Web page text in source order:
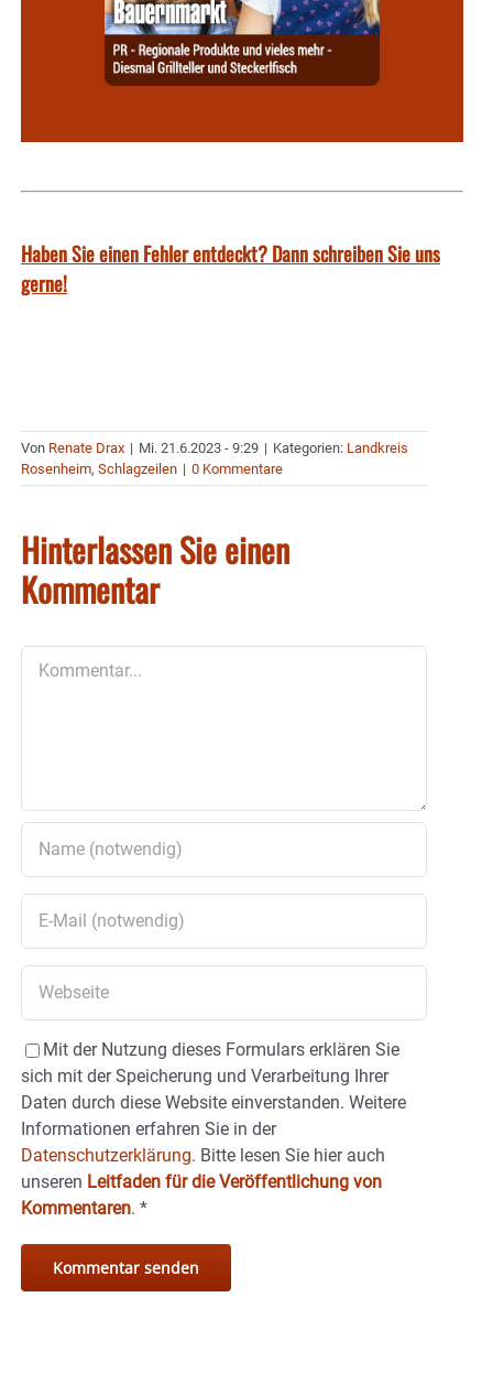
Haben Sie einen Fehler entdeckt? Dann schreiben Sie uns
gerne!
Von Renate Drax | Mi. 21.6.2023 - 9:29 | Kategorien: Landkreis
Rosenheim, Schlagzeilen | 0 Kommentare
Hinterlassen Sie einen
Kommentar
Mit der Nutzung dieses Formulars erklären Sie
sich mit der Speicherung und Verarbeitung Ihrer
Daten durch diese Website einverstanden. Weitere
Informationen erfahren Sie in der
Datenschutzerklärung. Bitte lesen Sie hier auch
unseren Leitfaden für die Veröffentlichung von
Kommentaren. *